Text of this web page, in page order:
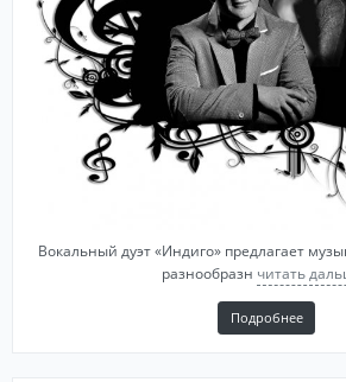
Вокальный дуэт «Индиго» предлагает
разнообразн читать
Подробнее